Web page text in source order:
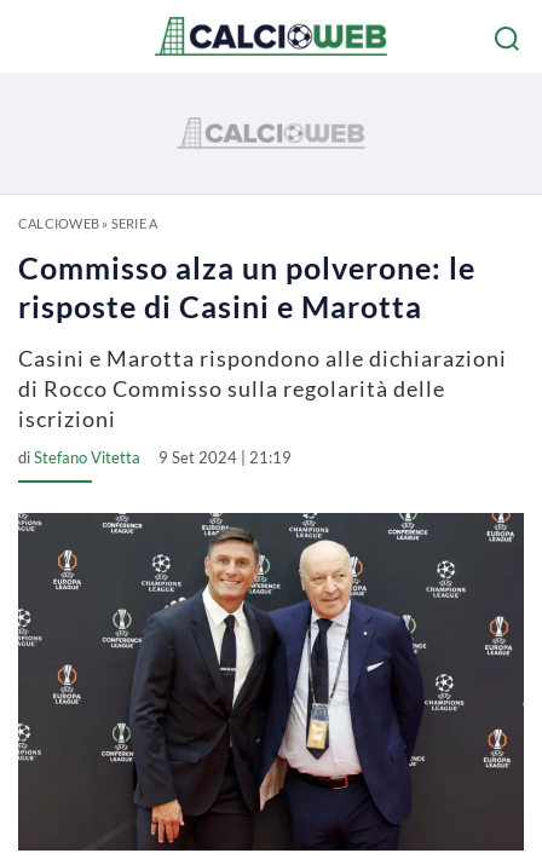
CALCIOWEB» SERIE A
Commisso alza un polverone: le
risposte di Casini e Marotta
Casini e Marotta rispondono alle dichiarazioni
di Rocco Commisso sulla regolarità delle
iscrizioni
diStefano Vitetta 9 Set 2024 | 21:19